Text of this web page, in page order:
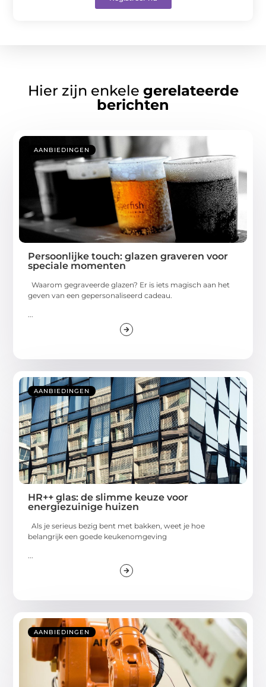
Hier zijn enkele gerelateerde
berichten
AANBIEDINGEN
Persoonlijke touch: glazen graveren voor
speciale momenten
Waarom gegraveerde glazen? Er is iets magisch aan het
geven van een gepersonaliseerd cadeau.
AANBIEDINGEN
HR++ glas: de slimme keuze voor
energiezuinige huizen
Als je serieus bezig bent met bakken, weet je hoe
belangrijk een goede keukenomgeving
...
AANBIEDINGEN